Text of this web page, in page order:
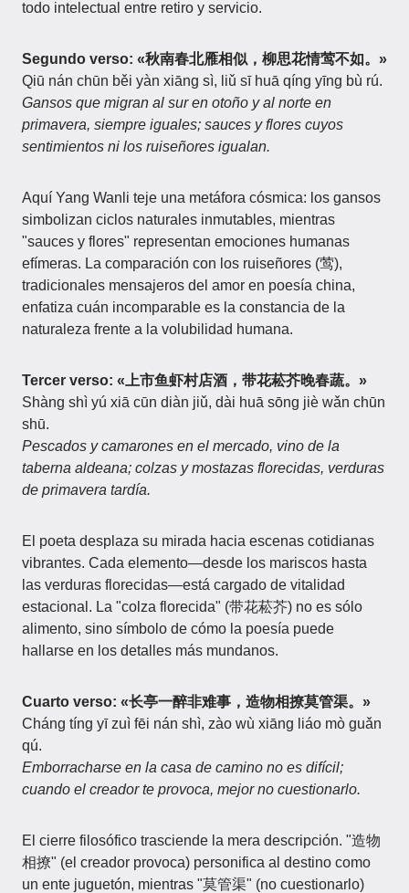
todo intelectual entre retiro y servicio.
Segundo verso: «秋南春北雁相似，柳思花情莺不如。»
Qiū nán chūn běi yàn xiāng sì, liǔ sī huā qíng yīng bù rú.
Gansos que migran al sur en otoño y al norte en
primavera, siempre iguales; sauces y flores cuyos
sentimientos ni los ruiseñores igualan.
Aquí Yang Wanli teje una metáfora cósmica: los gansos
simbolizan ciclos naturales inmutables, mientras
"sauces y flores" representan emociones humanas
efímeras. La comparación con los ruiseñores (莺),
tradicionales mensajeros del amor en poesía china,
enfatiza cuán incomparable es la constancia de la
naturaleza frente a la volubilidad humana.
Tercer verso: «上市鱼虾村店酒，带花菘芥晚春蔬。»
Shàng shì yú xiā cūn diàn jiǔ, dài huā sōng jiè wǎn chūn
shū.
Pescados y camarones en el mercado, vino de la
taberna aldeana; colzas y mostazas florecidas, verduras
de primavera tardía.
El poeta desplaza su mirada hacia escenas cotidianas
vibrantes. Cada elemento—desde los mariscos hasta
las verduras florecidas—está cargado de vitalidad
estacional. La "colza florecida" (带花菘芥) no es sólo
alimento, sino símbolo de cómo la poesía puede
hallarse en los detalles más mundanos.
Cuarto verso: «长亭一醉非难事，造物相撩莫管渠。»
Cháng tíng yī zuì fēi nán shì, zào wù xiāng liáo mò guǎn
qú.
Emborracharse en la casa de camino no es difícil;
cuando el creador te provoca, mejor no cuestionarlo.
El cierre filosófico trasciende la mera descripción. "造物
相撩" (el creador provoca) personifica al destino como
un ente juguetón, mientras "莫管渠" (no cuestionarlo)